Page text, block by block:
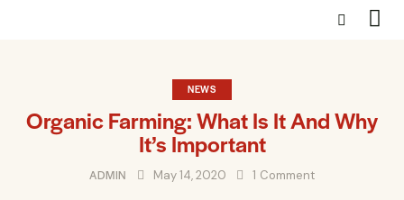
NEWS
Organic Farming: What Is It And Why
It’s Important
ADMIN May 14, 2020 1 Comment